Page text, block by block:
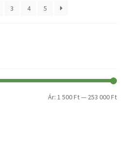
3 4 5
Ár:1 500 Ft— 253 000 Ft